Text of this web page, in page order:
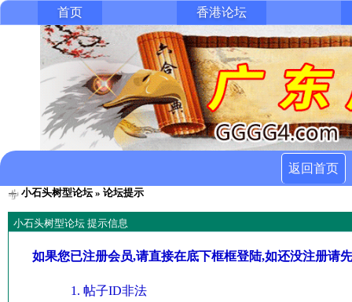
首页 香港论坛
返回首页
小石头树型论坛» 论坛提示
小石头树型论坛 提示信息
如果您已注册会员,请直接在底下框框登陆,如还没注册请
帖子ID非法